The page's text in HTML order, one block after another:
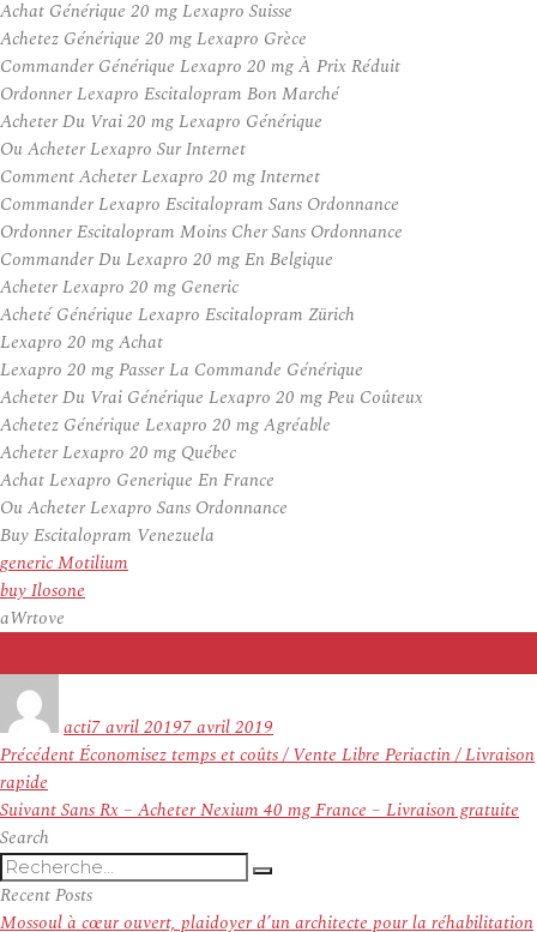
Achat Générique 20 mg Lexapro Suisse
Achetez Générique 20 mg Lexapro Grèce
Commander Générique Lexapro 20 mg À Prix Réduit
Ordonner Lexapro Escitalopram Bon Marché
Acheter Du Vrai 20 mg Lexapro Générique
Ou Acheter Lexapro Sur Internet
Comment Acheter Lexapro 20 mg Internet
Commander Lexapro Escitalopram Sans Ordonnance
Ordonner Escitalopram Moins Cher Sans Ordonnance
Commander Du Lexapro 20 mg En Belgique
Acheter Lexapro 20 mg Generic
Acheté Générique Lexapro Escitalopram Zürich
Lexapro 20 mg Achat
Lexapro 20 mg Passer La Commande Générique
Acheter Du Vrai Générique Lexapro 20 mg Peu Coûteux
Achetez Générique Lexapro 20 mg Agréable
Acheter Lexapro 20 mg Québec
Achat Lexapro Generique En France
Ou Acheter Lexapro Sans Ordonnance
Buy Escitalopram Venezuela
generic Motilium
buy Ilosone
aWrtove
actile
7 avril 20197 avril 2019
Navigation
de
l’article
PrécédentArticle
Économisez temps et coûts / Vente Libre Periactin / Livraison
rapide
SuivantArticle
Sans Rx – Acheter Nexium 40 mg France – Livraison gratuite
Search
Recherche
pour
:
Recherche
Recent Posts
Mossoul à cœur ouvert, plaidoyer d’un architecte pour la réhabilitation